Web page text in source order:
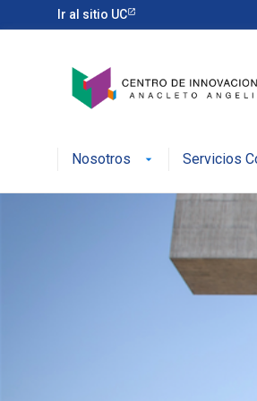
Ir al sitio UC
Nosotros Servicios